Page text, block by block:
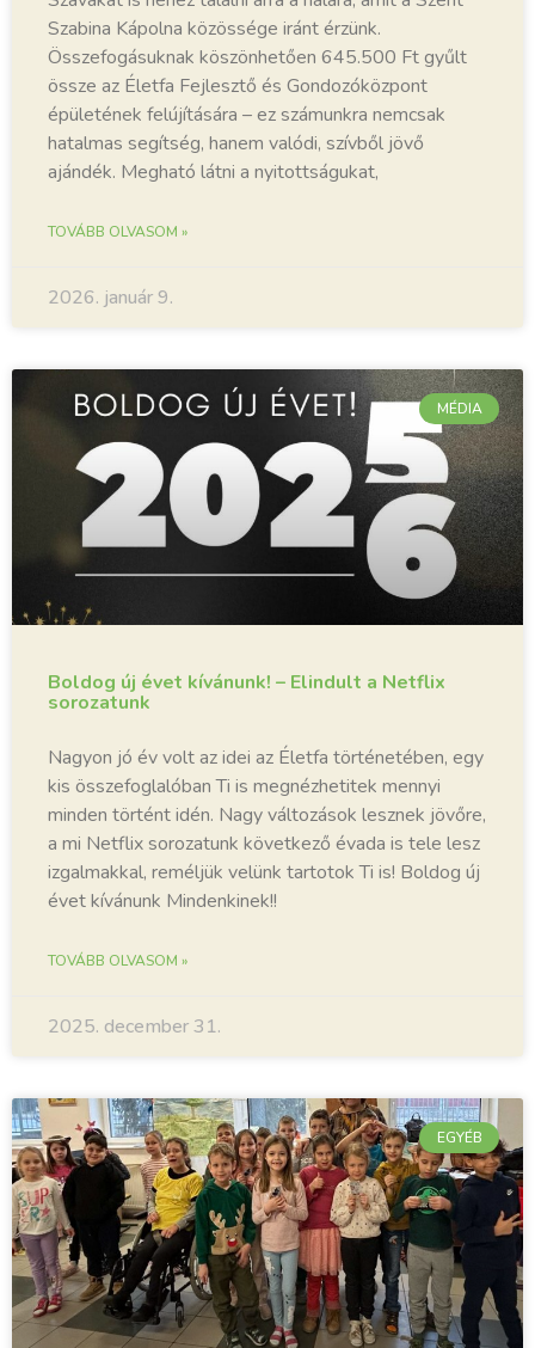
Szabina Kápolna közössége iránt érzünk.
Összefogásuknak köszönhetően 645.500 Ft gyűlt
össze az Életfa Fejlesztő és Gondozóközpont
épületének felújítására – ez számunkra nemcsak
hatalmas segítség, hanem valódi, szívből jövő
ajándék. Megható látni a nyitottságukat,
TOVÁBB OLVASOM »
2026. január 9.
MÉDIA
Boldog új évet kívánunk! – Elindult a Netflix
sorozatunk
Nagyon jó év volt az idei az Életfa történetében, egy
kis összefoglalóban Ti is megnézhetitek mennyi
minden történt idén. Nagy változások lesznek jövőre,
a mi Netflix sorozatunk következő évada is tele lesz
izgalmakkal, reméljük velünk tartotok Ti is! Boldog új
évet kívánunk Mindenkinek!!
TOVÁBB OLVASOM »
2025. december 31.
EGYÉB